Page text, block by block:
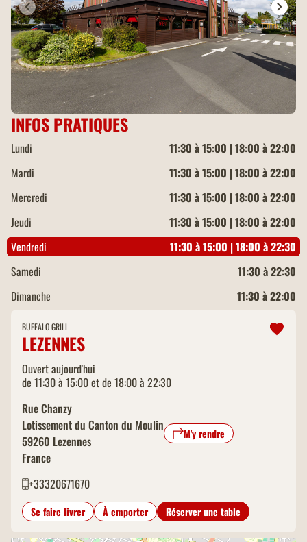
INFOS PRATIQUES
Lundi
11:30 à 15:00 | 18:00 à 22:00
Mardi
11:30 à 15:00 | 18:00 à 22:00
Mercredi
11:30 à 15:00 | 18:00 à 22:00
Jeudi
11:30 à 15:00 | 18:00 à 22:00
Vendredi
11:30 à 15:00 | 18:00 à 22:30
Samedi
11:30 à 22:30
Dimanche
11:30 à 22:00
BUFFALO GRILL
LEZENNES
Ouvert aujourd'hui
de 11:30 à 15:00 et de 18:00 à 22:30
Rue Chanzy
Lotissement du Canton du Moulin
59260 Lezennes
France
M'y rendre
+33320671670
Se faire livrer À emporter Réserver une table